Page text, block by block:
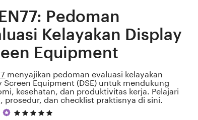
Pedoman
Kelayakan Display
Equipment
menyajikan pedoman evaluasi kelayakan
Screen Equipment (DSE) untuk mendukung
kesehatan, dan produktivitas kerja. Pelajari
prosedur, dan checklist praktisnya di sini.
5